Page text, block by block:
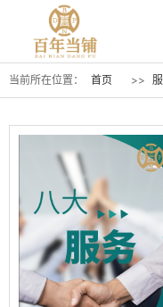
当前所在位置： 首页 >>